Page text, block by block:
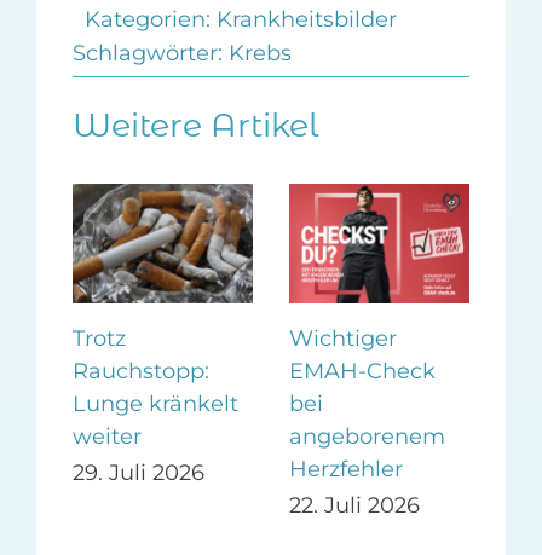
Kategorien: Krankheitsbilder
Schlagwörter: Krebs
Weitere Artikel
Trotz
Rauchstopp:
Lunge kränkelt
weiter
29. Juli 2026
Wichtiger
EMAH-Check
bei
angeborenem
Herzfehler
22. Juli 2026